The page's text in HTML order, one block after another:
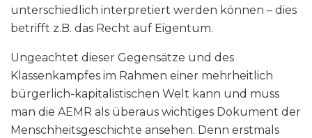
unterschiedlich interpretiert werden können – dies
betrifft z.B. das Recht auf Eigentum.
Ungeachtet dieser Gegensätze und des
Klassenkampfes im Rahmen einer mehrheitlich
bürgerlich-kapitalistischen Welt kann und muss
man die AEMR als überaus wichtiges Dokument der
Menschheitsgeschichte ansehen. Denn erstmals